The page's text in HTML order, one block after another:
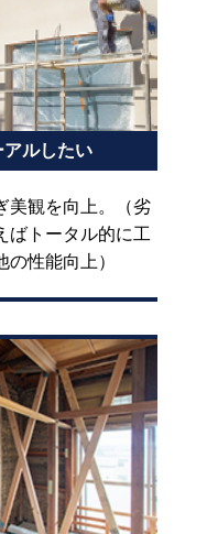
ルしたい
美観を向上。（劣
ばトータル的に工
性能向上）